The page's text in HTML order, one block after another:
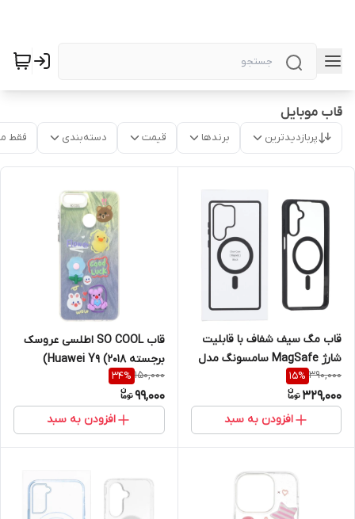
قاب موبایل
پربازدیدترین برندها قیمت دسته‌بندی فقط
قاب مگ سیف شفاف با قابلیت
شارژ MagSafe سامسونگ مدل
Samsung Galaxy A24
390,000
15%
329,000
افزودن به سبد
قاب SO COOL اطلسی عروسک
برجسته Huawei Y9 (2018)
150,000
34%
99,000
افزودن به سبد